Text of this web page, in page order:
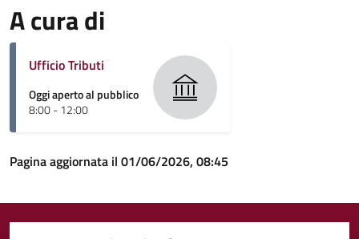
A cura di
Ufficio Tributi
Oggi aperto al pubblico
8:00 - 12:00
Pagina aggiornata il 01/06/2026, 08:45